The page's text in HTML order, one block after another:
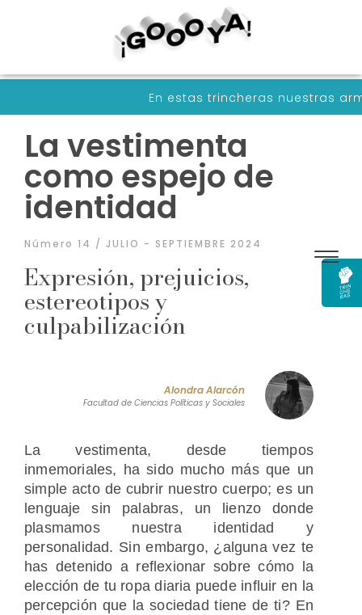
En estas trincheras nuestras armas son
La vestimenta
como espejo de
identidad
Número 14 / JULIO - SEPTIEMBRE 2024
Expresión, prejuicios,
estereotipos y
culpabilización
Alondra Alarcón
Facultad de Ciencias Políticas y Sociales
La vestimenta, desde tiempos
inmemoriales, ha sido mucho más que un
simple acto de cubrir nuestro cuerpo; es un
lenguaje sin palabras, un lienzo donde
plasmamos nuestra identidad y
personalidad. Sin embargo, ¿alguna vez te
has detenido a reflexionar sobre cómo la
elección de tu ropa diaria puede influir en la
percepción que la sociedad tiene de ti? En